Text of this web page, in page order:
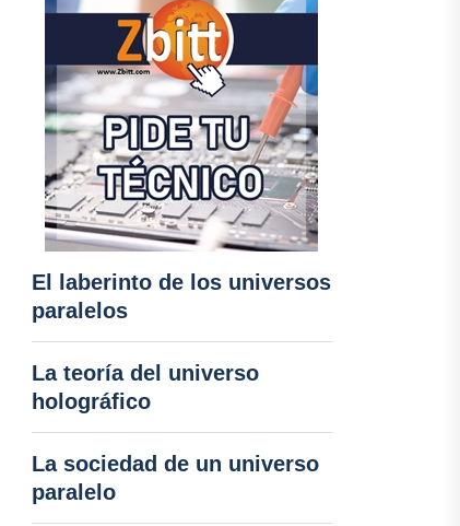
El laberinto de los universos
paralelos
La teoría del universo
holográfico
La sociedad de un universo
paralelo